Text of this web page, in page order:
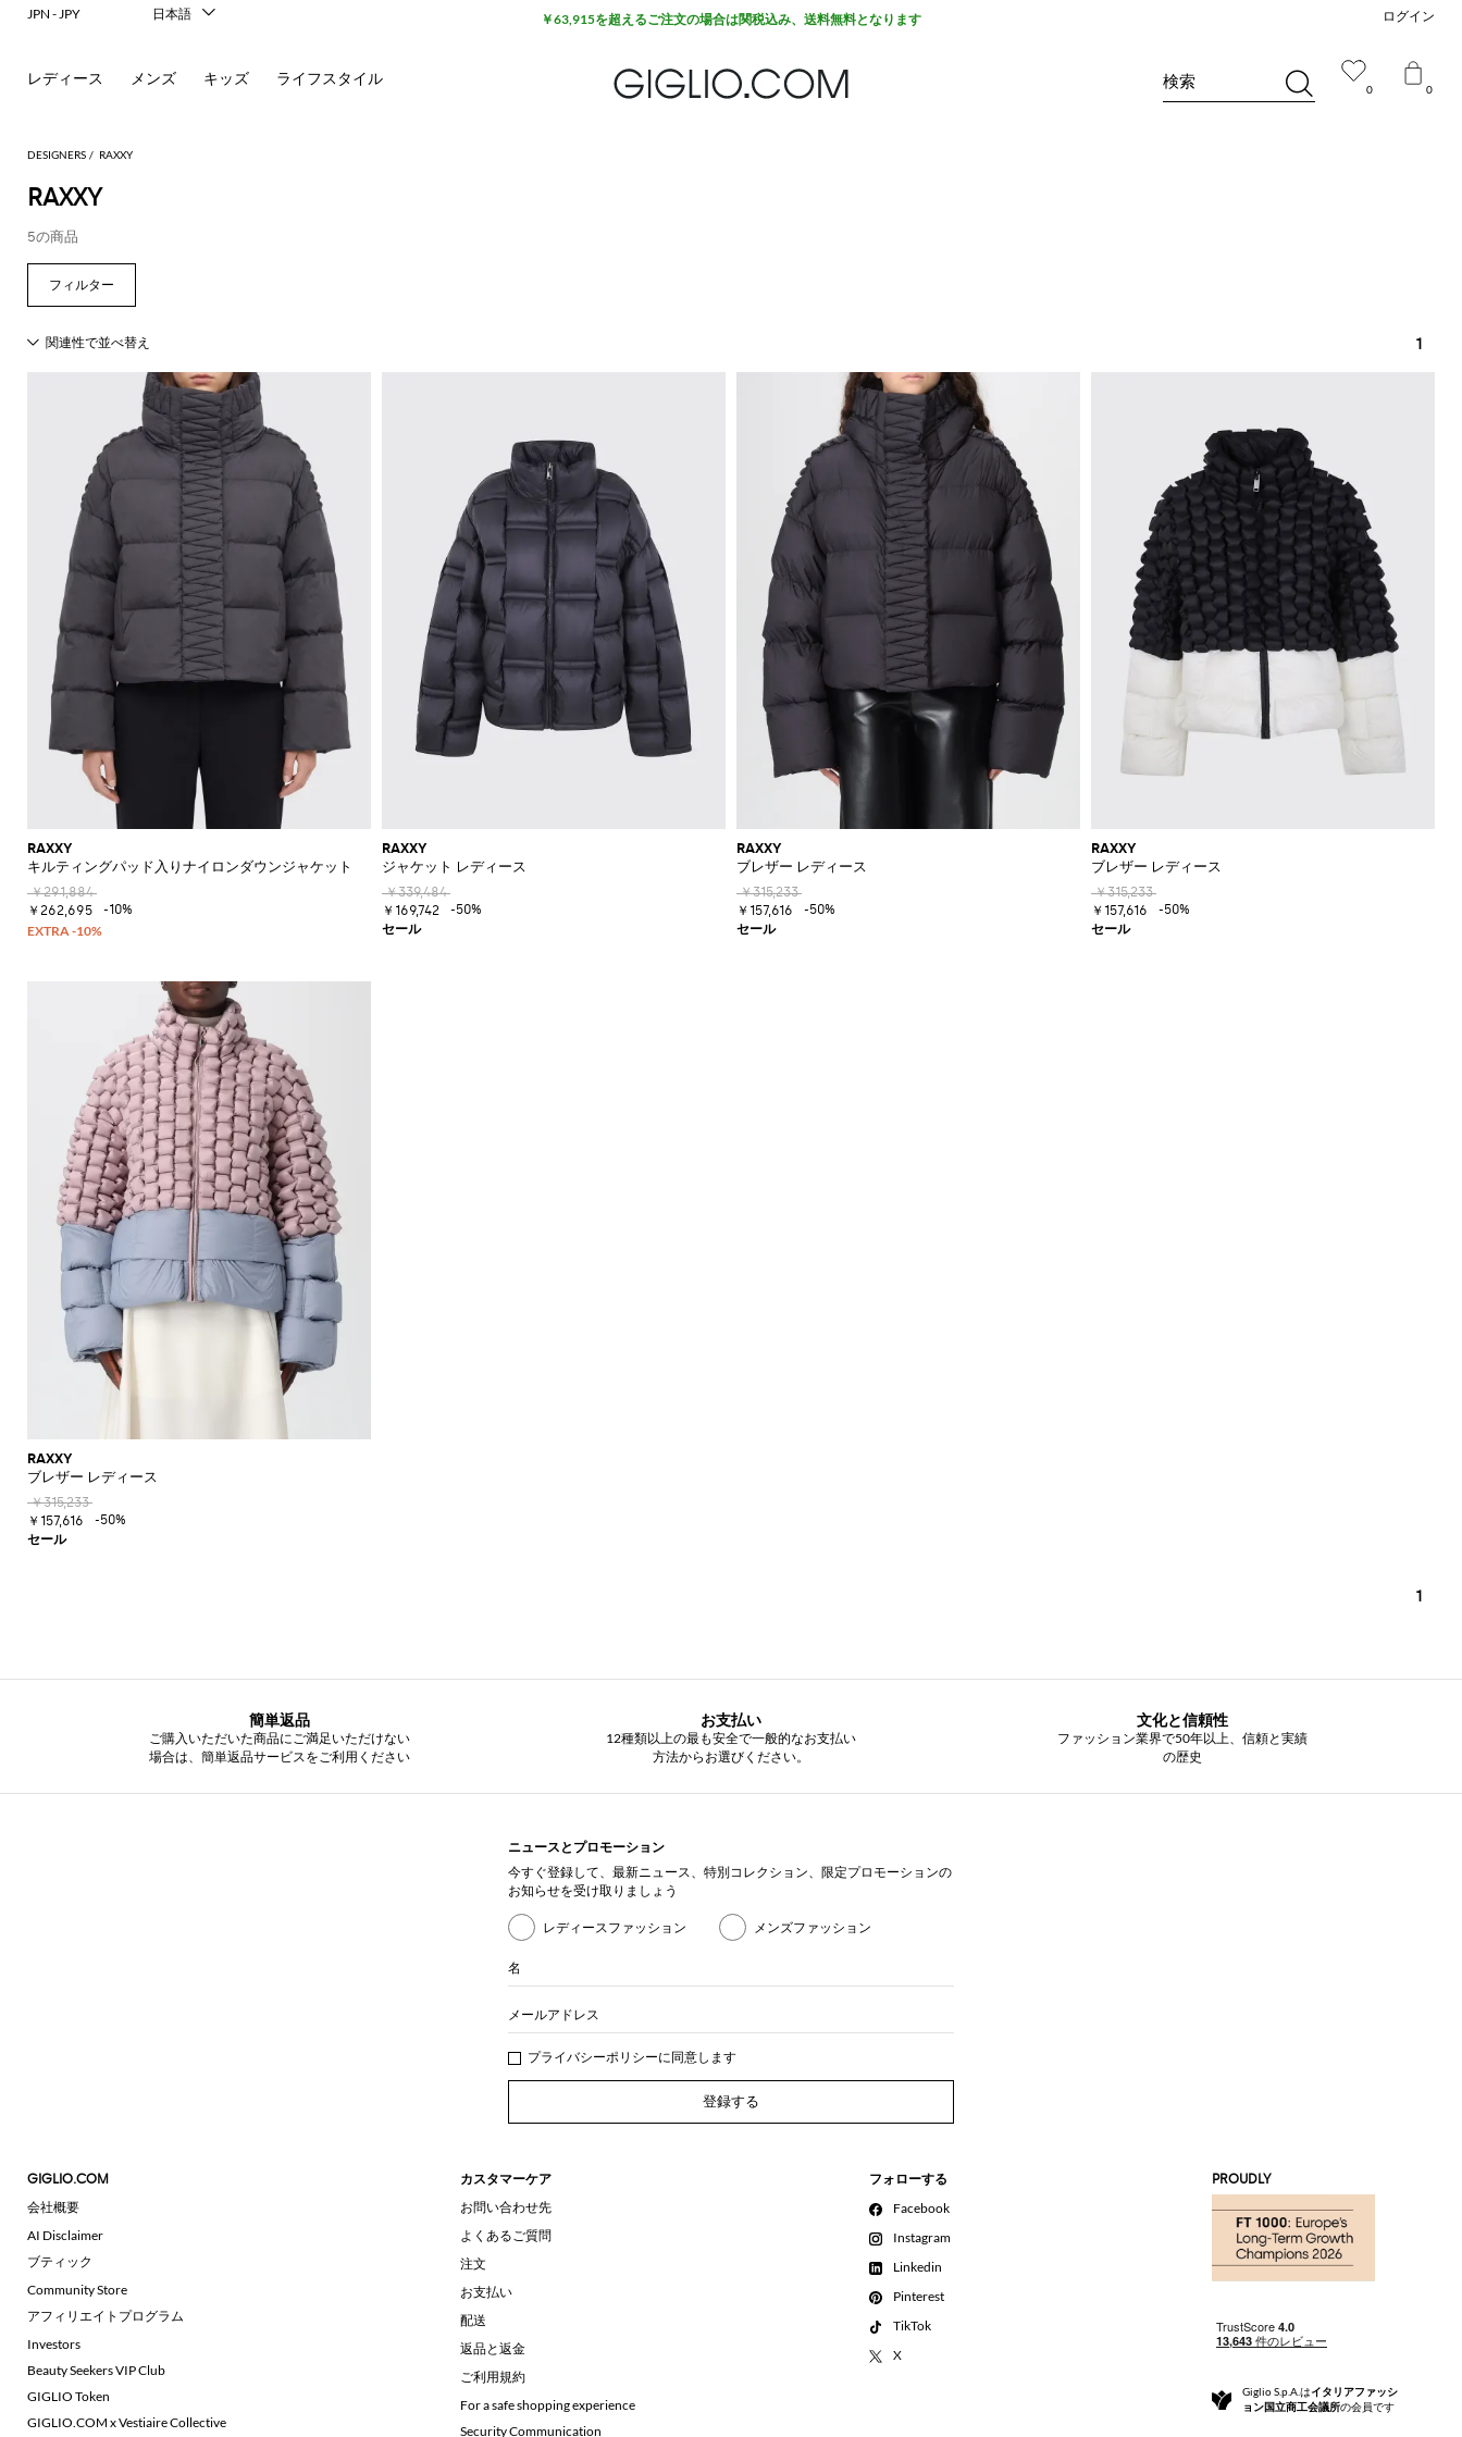
DESIGNERS RAXXY
RAXXY
5の商品
1
RAXXY
キルティングパッド入りナイロンダウンジャケット
￥291,884
￥262,695
-10%
RAXXY
ジャケット レディース
￥339,484
￥169,742
-50%
RAXXY
ブレザー レディース
￥315,233
￥157,616
-50%
RAXXY
ブレザー レディース
￥315,233
￥157,616
-50%
RAXXY
ブレザー レディース
￥315,233
￥157,616
-50%
1
0 0
検索
ログイン
レディース メンズ キッズ ライフスタイル
￥63,915を超えるご注文の場合は関税込み、送料無料となります
JPN - JPY
日本語
Français
簡単返品
ご購入いただいた商品にご満足いただけない
場合は、簡単返品サービスをご利用ください
お支払い
12種類以上の最も安全で一般的なお支払い
方法からお選びください。
文化と信頼性
ファッション業界で50年以上、信頼と実績
の歴史
ニュースとプロモーション
今すぐ登録して、最新ニュース、特別コレクション、限定プロモーションの
お知らせを受け取りましょう
レディースファッション メンズファッション
名
メールアドレス
プライバシーポリシーに同意します
登録する
GIGLIO.COM
会社概要
AI Disclaimer
ブティック
Community Store
アフィリエイトプログラム
Investors
Beauty Seekers VIP Club
GIGLIO Token
GIGLIO.COM x Vestiaire Collective
カスタマーケア
お問い合わせ先
よくあるご質問
注文
お支払い
配送
返品と返金
ご利用規約
For a safe shopping experience
Security Communication
フォローする
Facebook
Instagram
Linkedin
Pinterest
TikTok
X
PROUDLY
Giglio S.p.A.はイタリアファッシ
ョン国立商工会議所の会員です